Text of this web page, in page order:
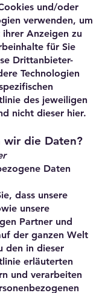
und/oder
verwenden, um
Anzeigen zu
für Sie
Drittanbieter-
Technologien
des jeweiligen
nicht dieser hier.
wir die Daten?
Daten
dass unsere
unsere
Partner und
der ganzen Welt
den in dieser
erläuterten
und verarbeiten